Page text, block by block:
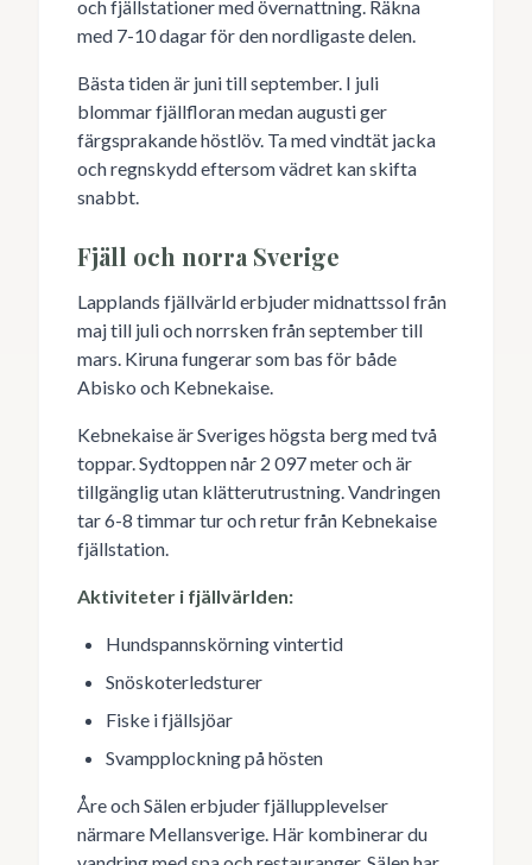
och fjällstationer med övernattning. Räkna
med 7-10 dagar för den nordligaste delen.
Bästa tiden är juni till september. I juli
blommar fjällfloran medan augusti ger
färgsprakande höstlöv. Ta med vindtät jacka
och regnskydd eftersom vädret kan skifta
snabbt.
Fjäll och norra Sverige
Lapplands fjällvärld erbjuder midnattssol från
maj till juli och norrsken från september till
mars. Kiruna fungerar som bas för både
Abisko och Kebnekaise.
Kebnekaise är Sveriges högsta berg med två
toppar. Sydtoppen når 2 097 meter och är
tillgänglig utan klätterutrustning. Vandringen
tar 6-8 timmar tur och retur från Kebnekaise
fjällstation.
Aktiviteter i fjällvärlden:
Hundspannskörning vintertid
Snöskoterledsturer
Fiske i fjällsjöar
Svampplockning på hösten
Åre och Sälen erbjuder fjällupplevelser
närmare Mellansverige. Här kombinerar du